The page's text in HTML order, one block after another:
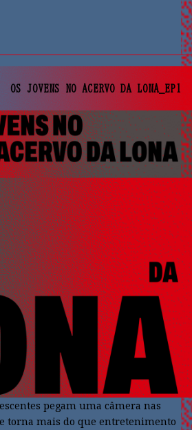
OS JOVENS NO ACERVO DA LONA_EP1
pegam uma câmera nas
torna mais do que entretenimento